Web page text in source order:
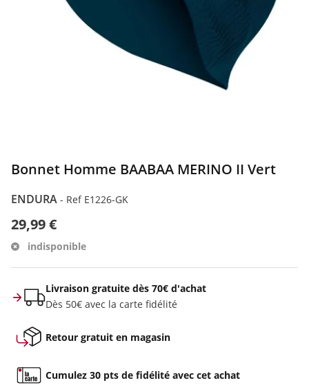
Bonnet Homme BAABAA MERINO II Vert
ENDURA - Ref E1226-GK
29,99 €
indisponible
Livraison gratuite dès 70€ d'achat
Dès 50€ avec la carte fidélité
Retour gratuit en magasin
Cumulez 30 pts de fidélité avec cet achat